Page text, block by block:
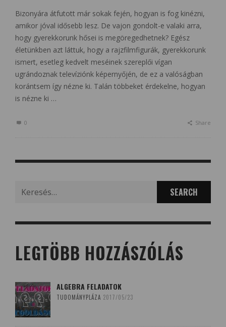
Bizonyára átfutott már sokak fején, hogyan is fog kinézni,
amikor jóval idősebb lesz. De vajon gondolt-e valaki arra,
hogy gyerekkorunk hősei is megöregedhetnek? Egész
életünkben azt láttuk, hogy a rajzfilmfigurák, gyerekkorunk
ismert, esetleg kedvelt meséinek szereplői vígan
ugrándoznak televíziónk képernyőjén, de ez a valóságban
korántsem így nézne ki. Talán többeket érdekelne, hogyan
is nézne ki …
0 Share
LEGTÖBB HOZZÁSZÓLÁS
ALGEBRA FELADATOK
TUDOMÁNYPLÁZA 2017/05/23